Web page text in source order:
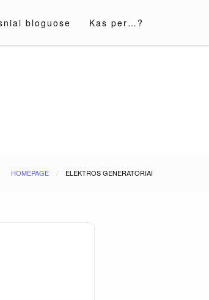
bloguose Kas per…?
HOMEPAGE ELEKTROS GENERATORIAI